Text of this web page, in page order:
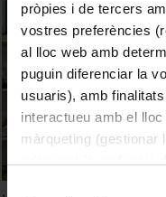
pròpies i de tercers
vostres preferències
al lloc web amb
puguin diferenciar la
usuaris), amb
interactueu amb el
màrqueting (gestionar